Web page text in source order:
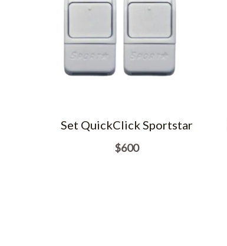
Set QuickClick Sportstar
$600